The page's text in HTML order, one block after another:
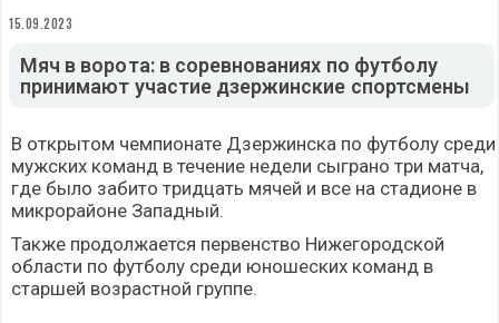
15.09.2023
Мяч в ворота: в соревнованиях по футболу
принимают участие дзержинские спортсмены
В открытом чемпионате Дзержинска по футболу среди
мужских команд в течение недели сыграно три матча,
где было забито тридцать мячей и все на стадионе в
микрорайоне Западный.
Также продолжается первенство Нижегородской
области по футболу среди юношеских команд в
старшей возрастной группе.